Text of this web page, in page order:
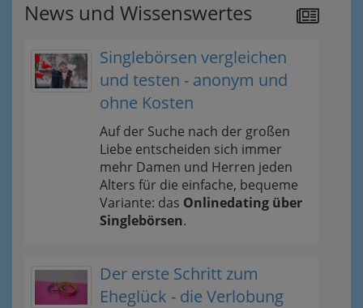
News und Wissenswertes
Singlebörsen vergleichen
und testen - anonym und
ohne Kosten
Auf der Suche nach der großen
Liebe entscheiden sich immer
mehr Damen und Herren jeden
Alters für die einfache, bequeme
Variante: das Onlinedating über
Singlebörsen.
Der erste Schritt zum
Eheglück - die Verlobung